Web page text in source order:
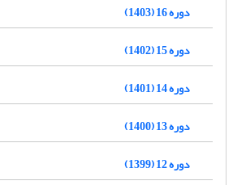
دوره 16 (1403)
دوره 15 (1402)
دوره 14 (1401)
دوره 13 (1400)
دوره 12 (1399)